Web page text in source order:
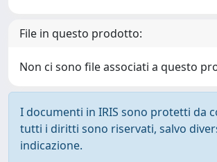
File in questo prodotto:
Non ci sono file associati a questo
I documenti in IRIS sono protetti da
tutti i diritti sono riservati, salvo
indicazione.